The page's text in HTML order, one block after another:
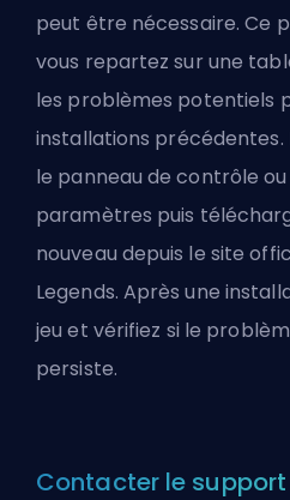
peut être nécessaire. Ce
vous repartez sur une
les problèmes potentiels
installations précédentes.
le panneau de contrôle
paramètres puis
nouveau depuis le site
Legends. Après une
jeu et vérifiez si le
persiste.
Contacter le support